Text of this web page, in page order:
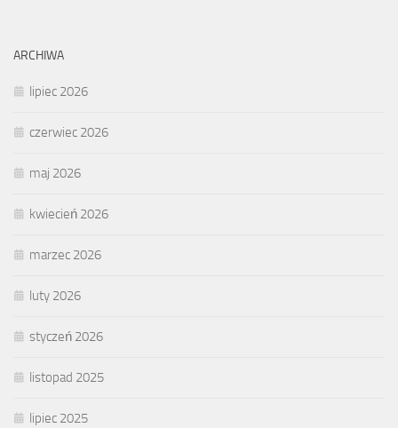
ARCHIWA
lipiec 2026
czerwiec 2026
maj 2026
kwiecień 2026
marzec 2026
luty 2026
styczeń 2026
listopad 2025
lipiec 2025